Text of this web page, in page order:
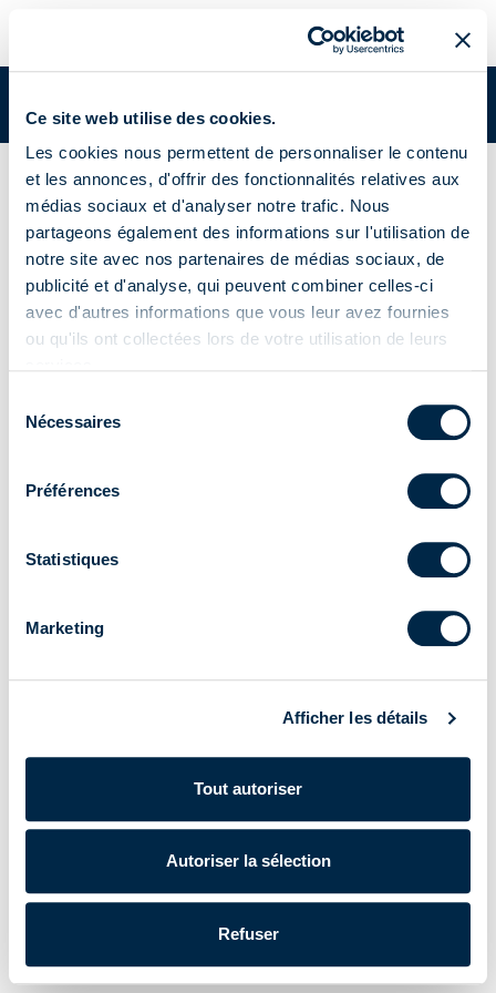
Ce site web utilise des cookies.
Les cookies nous permettent de personnaliser le contenu
et les annonces, d'offrir des fonctionnalités relatives aux
médias sociaux et d'analyser notre trafic. Nous
partageons également des informations sur l'utilisation de
notre site avec nos partenaires de médias sociaux, de
publicité et d'analyse, qui peuvent combiner celles-ci
avec d'autres informations que vous leur avez fournies
ou qu'ils ont collectées lors de votre utilisation de leurs
Nécessaires
Préférences
Statistiques
Marketing
Afficher les détails
Tout autoriser
Autoriser la sélection
Refuser
Vous êtes dans:Academy/Documents Academy
Émetteur mural mono canal
GIRO WALL
Notice Certificats
Cherubini S.p.A. | N° de TVA IT 00622080984 |
Données d'entreprise | Politique de confidentialité | Cookie